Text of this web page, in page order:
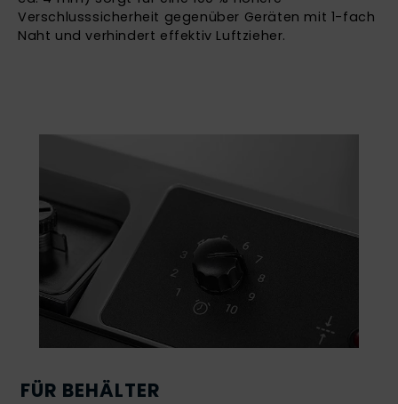
Verschlusssicherheit gegenüber Geräten mit 1-fach
Naht und verhindert effektiv Luftzieher.
FÜR BEHÄLTER